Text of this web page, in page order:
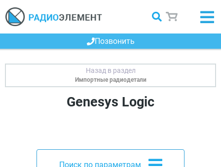
Позвонить
Импортные радиодетали
Genesys Logic
Поиск по параметрам